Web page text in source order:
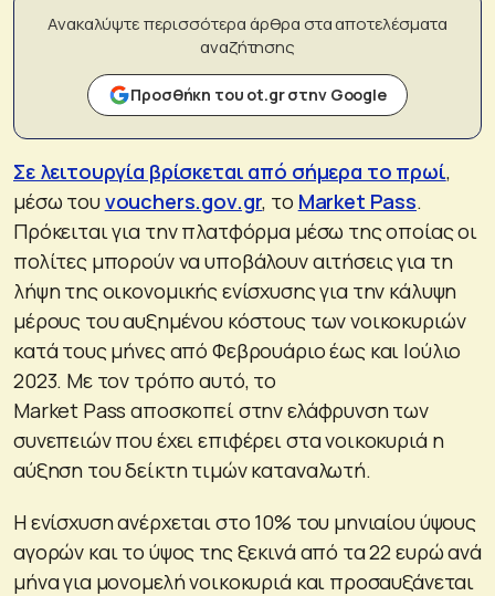
Ανακαλύψτε περισσότερα άρθρα στα αποτελέσματα
αναζήτησης
Προσθήκη του ot.gr στην Google
Σε λειτουργία βρίσκεται από σήμερα το πρωί,
μέσω τουvouchers.gov.gr, το Market Pass.
Πρόκειται για την πλατφόρμα μέσω της οποίας οι
πολίτες μπορούν να υποβάλουν αιτήσεις για τη
λήψη της οικονομικής ενίσχυσης για την κάλυψη
μέρους του αυξημένου κόστους των νοικοκυριών
κατά τους μήνες από Φεβρουάριο έως και Ιούλιο
2023. Με τον τρόπο αυτό, το
Market Pass αποσκοπεί στην ελάφρυνση των
συνεπειών που έχει επιφέρει στα νοικοκυριά η
αύξηση του δείκτη τιμών καταναλωτή.
Η ενίσχυση ανέρχεται στο 10% του μηνιαίου ύψους
αγορών και το ύψος της ξεκινά από τα 22 ευρώ ανά
μήνα για μονομελή νοικοκυριά και προσαυξάνεται